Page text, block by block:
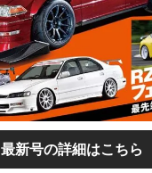
最新号の詳細はこちら